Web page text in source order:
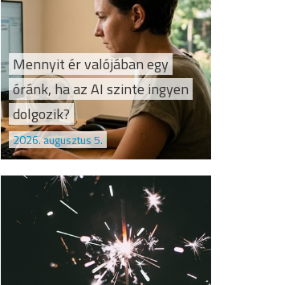
Mennyit ér valójában egy
óránk, ha az AI szinte ingyen
dolgozik?
2026. augusztus 5.